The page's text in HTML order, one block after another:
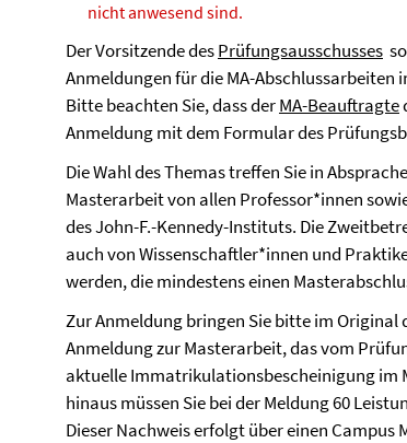
nicht anwesend sind.
Der Vorsitzende desPrüfungsausschusses
Anmeldungen für die MA-Abschlussarbeiten
Bitte beachten Sie, dass derMA-Beauftragte
Anmeldung mit dem Formular des
Die Wahl des Themas treffen Sie in
Masterarbeit von allen Professor*innen
des John-F.-Kennedy-Instituts. Die
auch von Wissenschaftler*innen und
werden, die mindestens einen
Zur Anmeldung bringen Sie bitte im
Anmeldung zur Masterarbeit, das vom
aktuelle Immatrikulationsbescheinigung
hinaus müssen Sie bei der Meldung 60
Dieser Nachweis erfolgt über einen